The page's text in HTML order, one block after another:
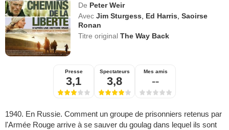
De Peter Weir
Avec Jim Sturgess Ed Harris ,Saoirse
Ronan
Titre originalThe Way Back
Presse
3,1
Spectateurs
3,8
Mes amis
--
1940. En Russie. Comment un groupe de prisonniers retenus par
l'Armée Rouge arrive à se sauver du goulag dans lequel ils sont